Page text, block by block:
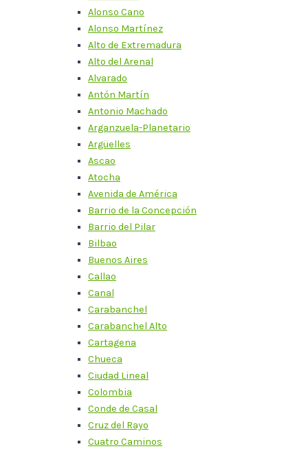
Alonso Cano
Alonso Martínez
Alto de Extremadura
Alto del Arenal
Alvarado
Antón Martín
Antonio Machado
Arganzuela-Planetario
Argüelles
Ascao
Atocha
Avenida de América
Barrio de la Concepción
Barrio del Pilar
Bilbao
Buenos Aires
Callao
Canal
Carabanchel
Carabanchel Alto
Cartagena
Chueca
Ciudad Lineal
Colombia
Conde de Casal
Cruz del Rayo
Cuatro Caminos